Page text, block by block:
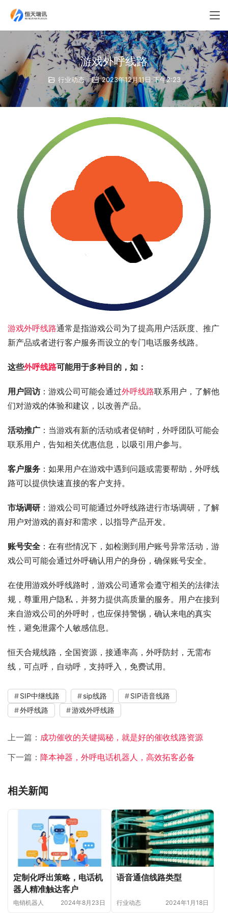
游戏外呼线路
行业动态 2023年12月11日 下午2:23
游戏外呼线路通常是指游戏公司为了提高用户活跃度、推广
新产品或者进行客户服务而设立的专门电话服务线路。
这些外呼线路可能用于多种目的，如：
用户回访：游戏公司可能会通过外呼线路联系用户，了解他
们对游戏的体验和建议，以改善产品。
活动推广 ：当游戏有新的活动或者促销时，外呼团队可能会
联系用户，告知相关优惠信息，以吸引用户参与。
客户服务 ：如果用户在游戏中遇到问题或需要帮助，外呼线
路可以提供快速直接的客户支持。
市场调研 ：游戏公司可能通过外呼线路进行市场调研，了解
用户对游戏的喜好和需求，以指导产品开发。
账号安全 ：在有些情况下，如检测到用户账号异常活动，游
戏公司可能会通过外呼确认用户的身份，确保账号安全。
在使用游戏外呼线路时，游戏公司通常会遵守相关的法律法
规，尊重用户隐私，并努力提供高质量的服务。用户在接到
来自游戏公司的外呼时，也应保持警惕，确认来电的真实
性，避免泄露个人敏感信息。
恒天合规线路，全国资源，接通率高，外呼防封，无需布
线，可点呼，自动呼，支持呼入，免费试用。
SIP中继线路 sip线路
SIP语音线路
外呼线路
游戏外呼线路
上一篇： 成功催收的关键揭秘，就是好的催收线路资源
下一篇： 降本神器，外呼电话机器人，高效拓客必备
相关新闻
定制化呼出策略，电话机
器人精准触达客户
电销机器人 2024年8月23日
语音通信线路类型
行业动态 2024年1月18日